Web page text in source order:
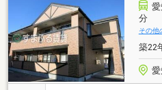
分
その他
築22